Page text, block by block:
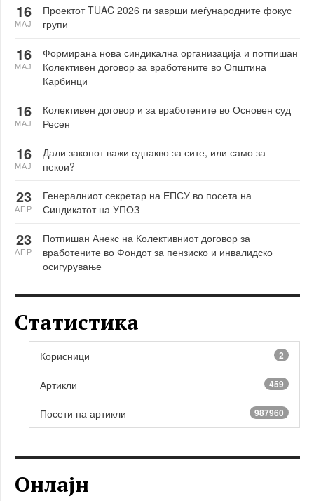
Проектот TUAC 2026 ги заврши меѓународните фокус
групи
16
МАЈ
Формирана нова синдикална организација и потпишан
Колективен договор за вработените во Општина
Карбинци
16
МАЈ
Колективен договор и за вработените во Основен суд
Ресен
16
МАЈ
Дали законот важи еднакво за сите, или само за
некои?
16
МАЈ
Генералниот секретар на ЕПСУ во посета на
Синдикатот на УПОЗ
23
АПР
Потпишан Анекс на Колективниот договор за
вработените во Фондот за пензиско и инвалидско
осигурување
23
АПР
Статистика
Корисници 2
Артикли 459
Посети на артикли 987960
Онлајн